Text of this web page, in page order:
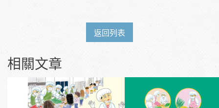
返回列表
相關文章